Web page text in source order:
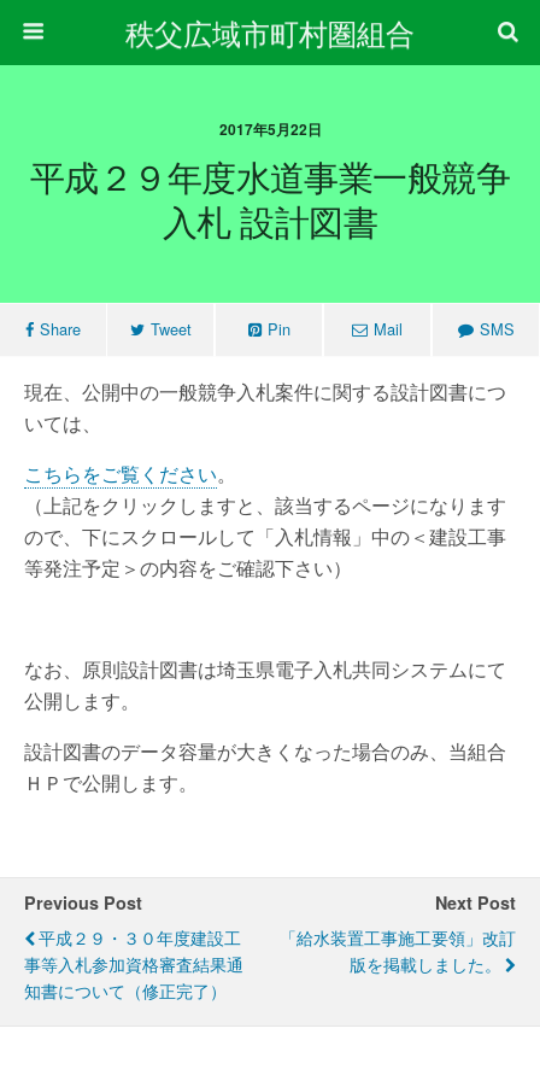
秩父広域市町村圏組合
2017年5月22日
平成２９年度水道事業一般競争
入札 設計図書
Share Tweet Pin Mail SMS
現在、公開中の一般競争入札案件に関する設計図書につ
いては、
こちらをご覧ください。
（上記をクリックしますと、該当するページになります
ので、下にスクロールして「入札情報」中の＜建設工事
等発注予定＞の内容をご確認下さい）
なお、原則設計図書は埼玉県電子入札共同システムにて
公開します。
設計図書のデータ容量が大きくなった場合のみ、当組合
ＨＰで公開します。
Previous Post
平成２９・３０年度建設工
事等入札参加資格審査結果通
知書について（修正完了）
Next Post
「給水装置工事施工要領」改訂
版を掲載しました。